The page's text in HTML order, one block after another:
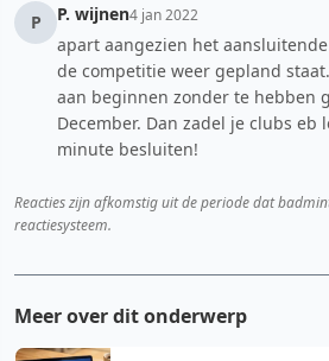
P P. wijnen4 jan 2022
apart aangezien het
de competitie weer gepland
aan beginnen zonder te hebben
December. Dan zadel je clubs eb
minute besluiten!
Reacties zijn afkomstig uit de periode dat
reactiesysteem.
Meer over dit onderwerp